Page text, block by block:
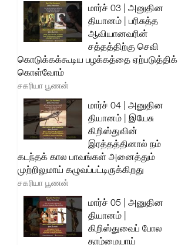
மார்ச் 03 | அனுதின
தியானம் | பரிசுத்த
ஆவியானவரின்
சத்தத்திற்கு செவி
கொடுக்கக்கூடிய பழக்கத்தை ஏற்படுத்திக்
கொள்வோம்
சகரியா பூணன்
மார்ச் 04 | அனுதின
தியானம் | இயேசு
கிறிஸ்துவின்
இரத்தத்தினால் நம்
கடந்தக் கால பாவங்கள் அனைத்தும்
முற்றிலுமாய் கழுவப்பட்டிருக்கிறது
சகரியா பூணன்
மார்ச் 05 | அனுதின
தியானம் |
கிறிஸ்துவைப் போல
தாழ்மையாய்